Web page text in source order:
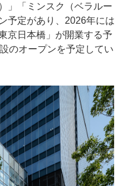
」「ミンスク（ベラルー
予定があり、2026年には
京日本橋」が開業する予
のオープンを予定してい